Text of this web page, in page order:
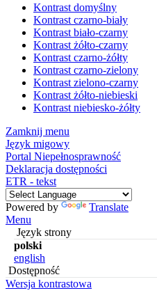
Kontrast domyślny
Kontrast czarno-biały
Kontrast biało-czarny
Kontrast żółto-czarny
Kontrast czarno-żółty
Kontrast czarno-zielony
Kontrast zielono-czarny
Kontrast żółto-niebieski
Kontrast niebiesko-żółty
Zamknij menu
Język migowy
Portal Niepełnosprawność
Deklaracja dostępności
ETR - tekst
Powered by
Translate
Menu
Język strony
polski
english
Dostępność
Wersja kontrastowa